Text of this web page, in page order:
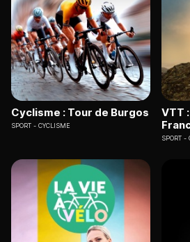
Cyclisme : Tour de Burgos
SPORT CYCLISME
VTT
SPORT